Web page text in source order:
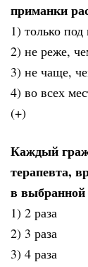
приманки
1) только
2) не реже,
3) не чаще,
4) во всех
(+)
Каждый
терапевта,
в выбранной
1) 2 раза
2) 3 раза
3) 4 раза